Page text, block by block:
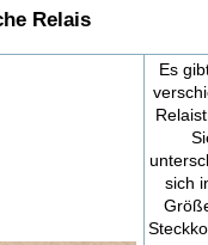
Relais
Es
sich